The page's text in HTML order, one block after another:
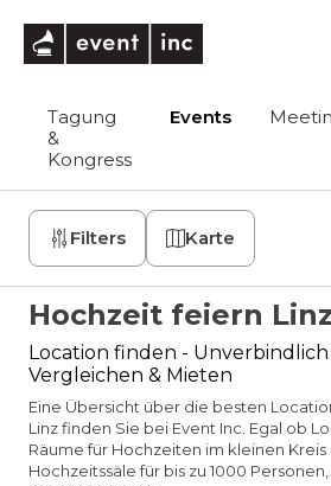
Tagung
&
Kongress
Events
Filters Karte
Hochzeit feiern Linz
Location finden -
Vergleichen & Mieten
Eine Übersicht über die besten
Linz finden Sie bei Event Inc. Egal ob
Räume für Hochzeiten im kleinen
Hochzeitssäle für bis zu 1000